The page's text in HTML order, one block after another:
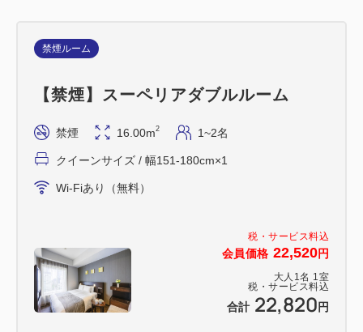
税・サービス料込
会員価格 22,520円
大人 1 名 1 室
税・サービス料込
合計 22,820 円
禁煙ルーム
【禁煙】スーペリアダブルルーム
禁煙 16.00m2 1~2名
クイーンサイズ / 幅151-180cm×1
Wi-Fiあり（無料）